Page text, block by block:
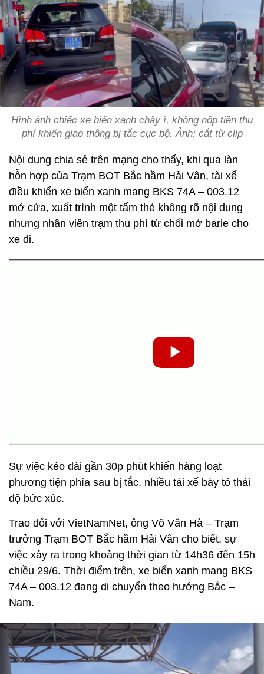
Hình ảnh chiếc xe biển xanh chây ì, không nộp tiền thu
phí khiến giao thông bị tắc cục bộ. Ảnh: cắt từ clip
Nội dung chia sẻ trên mạng cho thấy, khi qua làn
hỗn hợp của Trạm BOT Bắc hầm Hải Vân, tài xế
điều khiển xe biển xanh mang BKS 74A – 003.12
mở cửa, xuất trình một tấm thẻ không rõ nội dung
nhưng nhân viên trạm thu phí từ chối mở barie cho
xe đi.
Sự việc kéo dài gần 30p phút khiến hàng loạt
phương tiện phía sau bị tắc, nhiều tài xế bày tỏ thái
độ bức xúc.
Trao đổi với VietNamNet, ông Võ Văn Hà – Trạm
trưởng Trạm BOT Bắc hầm Hải Vân cho biết, sự
việc xảy ra trong khoảng thời gian từ 14h36 đến 15h
chiều 29/6. Thời điểm trên, xe biển xanh mang BKS
74A – 003.12 đang di chuyển theo hướng Bắc –
Nam.